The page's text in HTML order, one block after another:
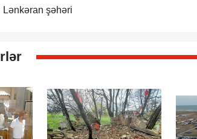
Lənkəran şəhəri